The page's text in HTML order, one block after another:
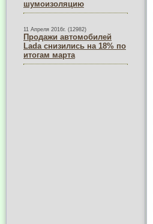
шумоизоляцию
11 Апреля 2016г. (12982)
Продажи автомобилей
Lada снизились на 18% по
итогам марта